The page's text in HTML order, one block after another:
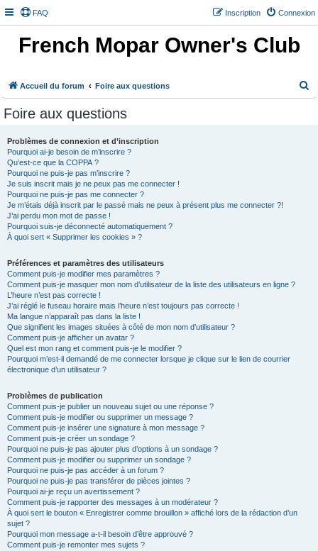
FAQ Connexion
Inscription
French Mopar Owner's Club
Accueil du forum Foire aux questions
Foire aux questions
Problèmes de connexion et d’inscription
Pourquoi ai-je besoin de m’inscrire ?
Qu’est-ce que la COPPA ?
Pourquoi ne puis-je pas m’inscrire ?
Je suis inscrit mais je ne peux pas me connecter !
Pourquoi ne puis-je pas me connecter ?
Je m’étais déjà inscrit par le passé mais ne peux à présent plus me connecter ?!
J’ai perdu mon mot de passe !
Pourquoi suis-je déconnecté automatiquement ?
À quoi sert « Supprimer les cookies » ?
Préférences et paramètres des utilisateurs
Comment puis-je modifier mes paramètres ?
Comment puis-je masquer mon nom d’utilisateur de la liste des utilisateurs en ligne ?
L’heure n’est pas correcte !
J’ai réglé le fuseau horaire mais l’heure n’est toujours pas correcte !
Ma langue n’apparaît pas dans la liste !
Que signifient les images situées à côté de mon nom d’utilisateur ?
Comment puis-je afficher un avatar ?
Quel est mon rang et comment puis-je le modifier ?
Pourquoi m’est-il demandé de me connecter lorsque je clique sur le lien de courrier
électronique d’un utilisateur ?
Problèmes de publication
Comment puis-je publier un nouveau sujet ou une réponse ?
Comment puis-je modifier ou supprimer un message ?
Comment puis-je insérer une signature à mon message ?
Comment puis-je créer un sondage ?
Pourquoi ne puis-je pas ajouter plus d’options à un sondage ?
Comment puis-je modifier ou supprimer un sondage ?
Pourquoi ne puis-je pas accéder à un forum ?
Pourquoi ne puis-je pas transférer de pièces jointes ?
Pourquoi ai-je reçu un avertissement ?
Comment puis-je rapporter des messages à un modérateur ?
À quoi sert le bouton « Enregistrer comme brouillon » affiché lors de la rédaction d’un
sujet ?
Pourquoi mon message a-t-il besoin d’être approuvé ?
Comment puis-je remonter mes sujets ?